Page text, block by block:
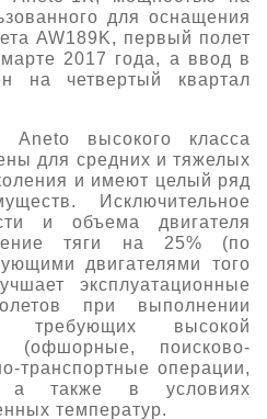
для оснащения
AW189K, первый полет
2017 года, а ввод в
на четвертый квартал
Aneto высокого класса
для средних и тяжелых
и имеют целый ряд
Исключительное
и объема двигателя
тяги на 25% (по
двигателями того
эксплуатационные
при выполнении
требующих высокой
(офшорные, поисково-
транспортные операции,
а также в условиях
температур.